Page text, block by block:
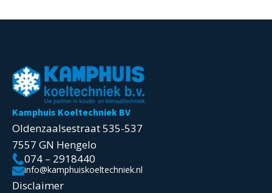
Kamphuis Koeltechniek BV
Oldenzaalsestraat 535-537
7557 GN Hengelo
074 – 2918440
info@kamphuiskoeltechniek.nl
Disclaimer